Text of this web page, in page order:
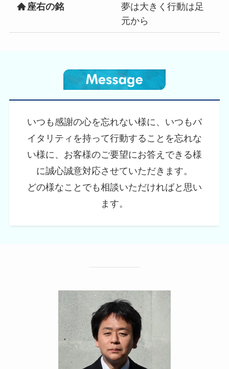
座右の銘
夢は大きく行動は足
元から
いつも感謝の心を忘れない様に、いつもバ
イタリティを持って行動することを忘れな
い様に、お客様のご要望にお答えできる様
に誠心誠意対応させていただきます。
どの様なことでも相談いただければと思い
ます。